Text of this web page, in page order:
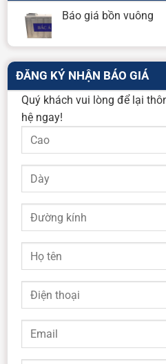
Báo giá bồn vuông
ĐĂNG KÝ NHẬN BÁO GIÁ
Quý khách vui lòng để lại
hệ ngay!